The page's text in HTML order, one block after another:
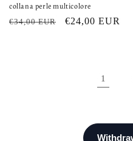
collana perle multicolore
Regular
€34,00 EUR
Sale
€24,00 EUR
1